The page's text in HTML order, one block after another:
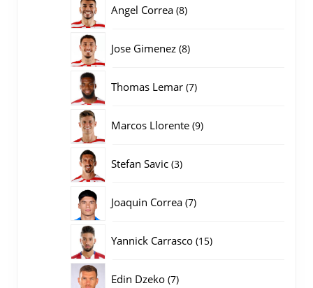
Angel Correa 88
Jose Gimenez 88
Thomas Lemar 77
Marcos Llorente 99
Stefan Savic 33
Joaquin Correa 77
Yannick Carrasco 1515
Edin Dzeko 77